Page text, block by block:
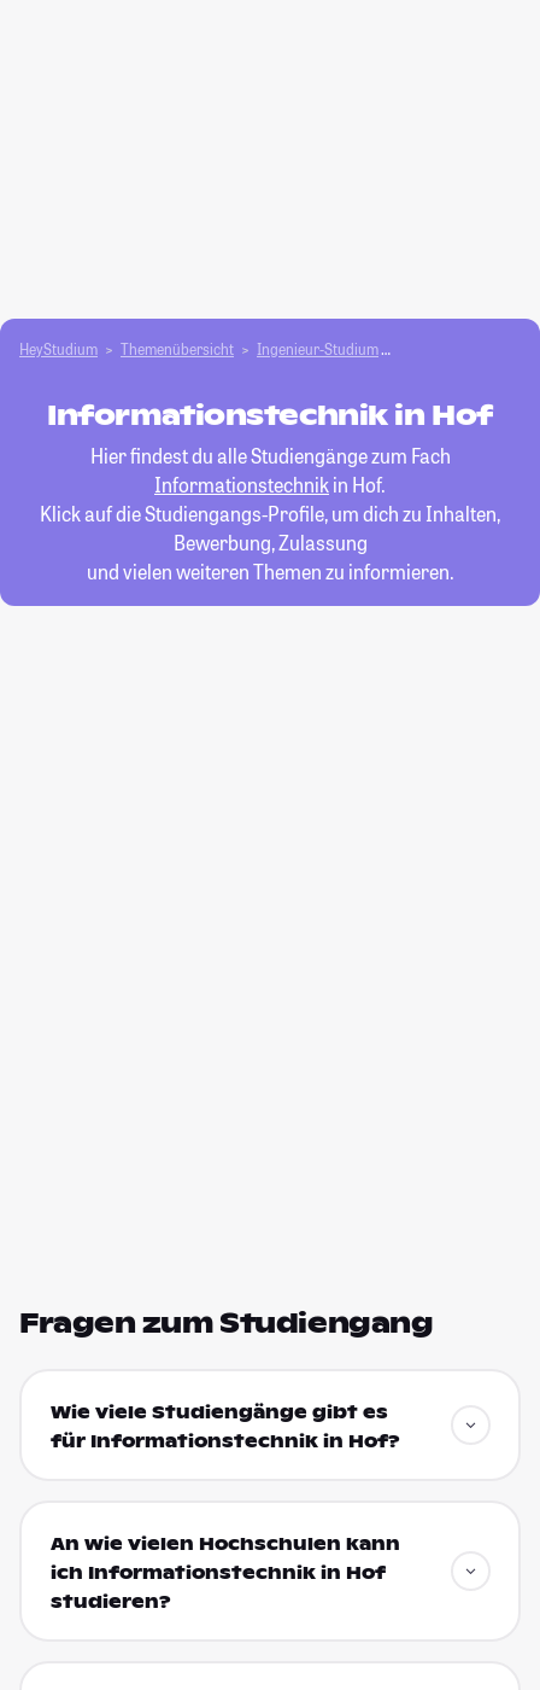
HeyStudium Themenübersicht Ingenieur-Studium
Informationstechnik in Hof
Hier findest du alle Studiengänge zum Fach
Informationstechnikin Hof.
Klick auf die Studiengangs-Profile, um dich zu Inhalten,
Bewerbung, Zulassung
und vielen weiteren Themen zu informieren.
Fragen zum Studiengang
Wie viele Studiengänge gibt es
für Informationstechnik in Hof?
An wie vielen Hochschulen kann
ich Informationstechnik in Hof
studieren?